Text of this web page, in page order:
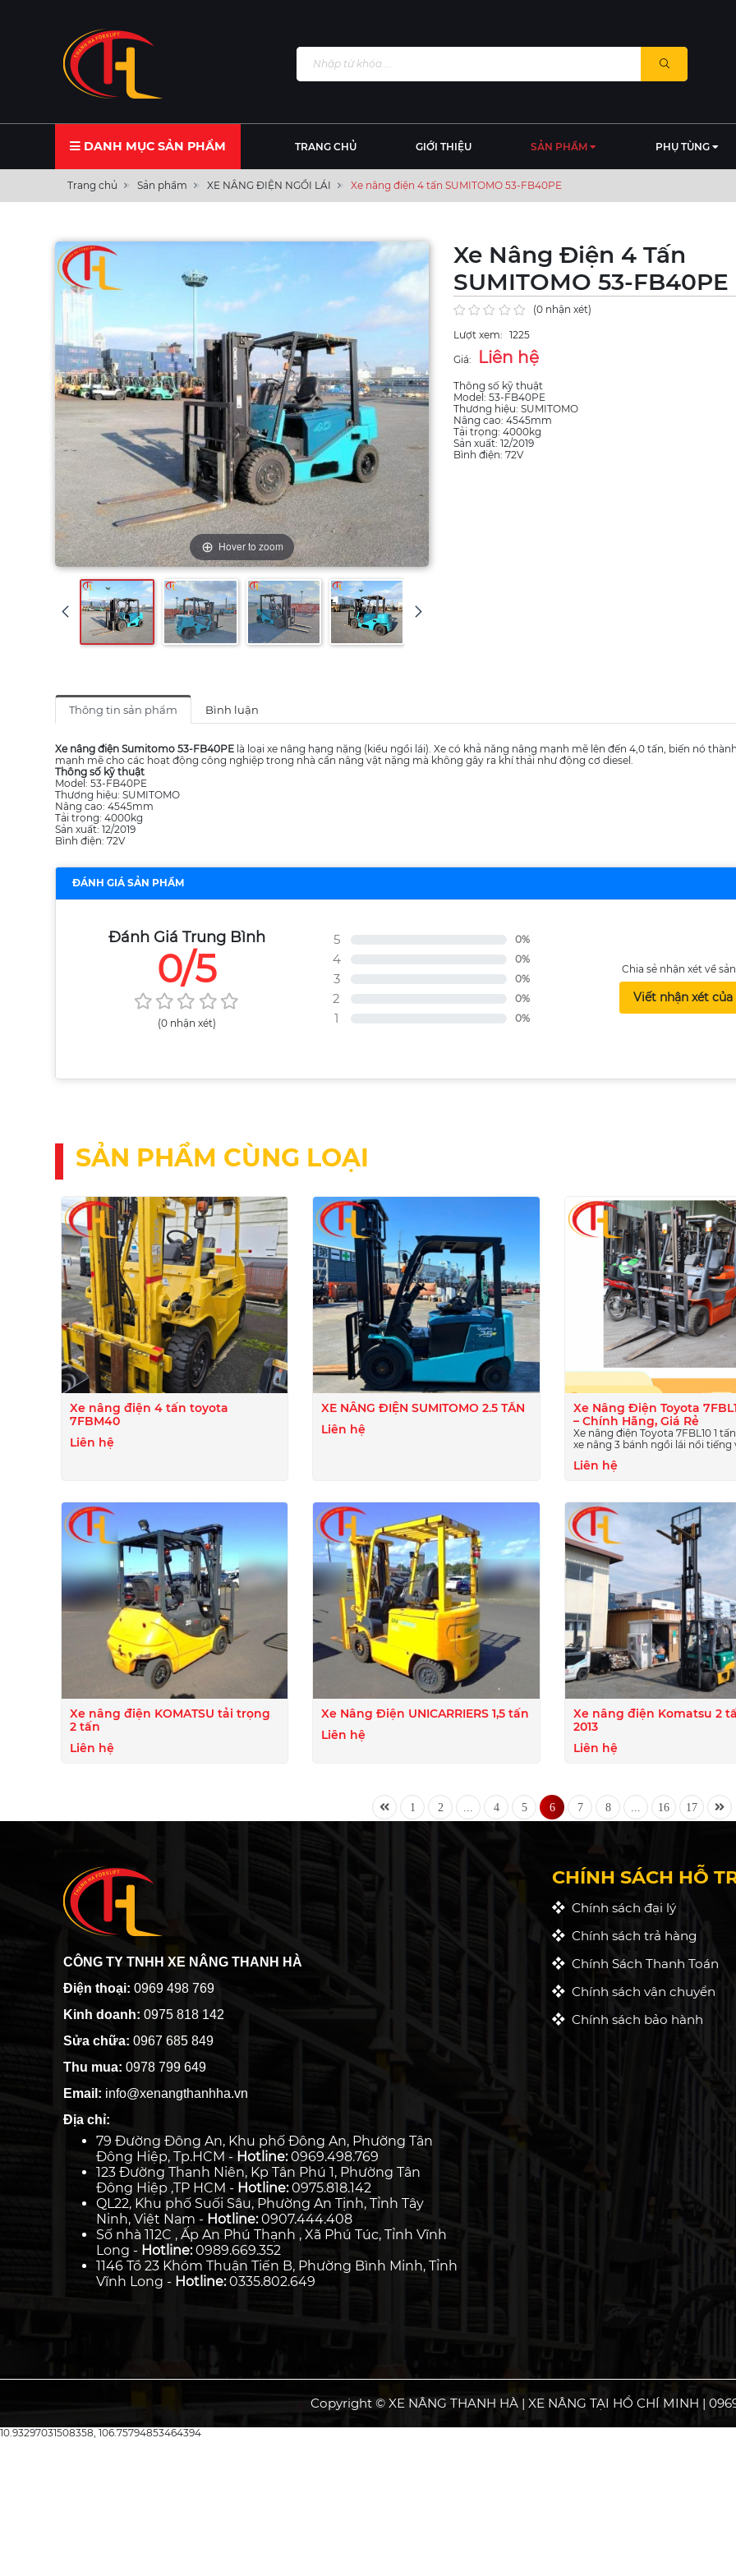
DANH MỤC SẢN PHẨM TRANG CHỦ GIỚI THIỆU SẢN PHẨM PHỤ TÙNG
Trang chủ Sản phẩm XE NÂNG ĐIỆN NGỒI LÁI Xe nâng điện 4 tấn SUMITOMO 53-FB40PE
Hover to zoom
Xe Nâng Điện 4 Tấn
SUMITOMO 53-FB40PE
(0 nhận xét)
Lượt xem: 1225
Giá:
Liên hệ
Thông số kỹ thuật
Model: 53-FB40PE
Thương hiệu: SUMITOMO
Nâng cao: 4545mm
Tải trọng: 4000kg
Sản xuất: 12/2019
Bình điện: 72V
Thông tin sản phẩm Bình luận
Xe nâng điện Sumitomo 53-FB40PE là loại xe nâng hạng nặng (kiểu ngồi lái). Xe có khả năng nâng mạnh mẽ lên đến 4,0 tấn, biến nó
mạnh mẽ cho các hoạt động công nghiệp trong nhà cần nâng vật nặng mà không gây ra khí thải như động cơ diesel.
Thông số kỹ thuật
Model: 53-FB40PE
Thương hiệu: SUMITOMO
Nâng cao: 4545mm
Tải trọng: 4000kg
Sản xuất: 12/2019
Bình điện: 72V
ĐÁNH GIÁ SẢN PHẨM
Đánh Giá Trung Bình
0/5
(0 nhận xét)
5 0%
4 0%
3 0%
2 0%
1 0%
Chia sẻ nhận xét về
Viết nhận xét của
SẢN PHẨM CÙNG LOẠI
Xe nâng điện 4 tấn toyota
7FBM40
Liên hệ
XE NÂNG ĐIỆN SUMITOMO 2.5 TẤN
Liên hệ
Xe Nâng Điện Toyota
– Chính Hãng, Giá Rẻ
Xe nâng điện Toyota 7FBL10 1
xe nâng 3 bánh ngồi lái nổi tiếng
tích hợp công nghệ an toàn SAS
Liên hệ
Xe nâng điện KOMATSU tải trọng
2 tấn
Liên hệ
Xe Nâng Điện UNICARRIERS 1,5 tấn
Liên hệ
Xe nâng điện Komatsu 2
2013
Liên hệ
1 2 4 5 6 7 8 16 17
CÔNG TY TNHH XE NÂNG THANH HÀ
Điện thoại: 0969 498 769
Kinh doanh: 0975 818 142
Sửa chữa: 0967 685 849
Thu mua: 0978 799 649
Email: info@xenangthanhha.vn
Địa chỉ:
79 Đường Đông An, Khu phố Đông An, Phường Tân
Đông Hiệp, Tp.HCM - Hotline:0969.498.769
123 Đường Thanh Niên, Kp Tân Phú 1, Phường Tân
Đông Hiệp ,TP HCM - Hotline:0975.818.142
QL22, Khu phố Suối Sâu, Phường An Tịnh, Tỉnh Tây
Ninh, Việt Nam - Hotline:0907.444.408
Số nhà 112C , Ấp An Phú Thạnh , Xã Phú Túc, Tỉnh Vĩnh
Long - Hotline:0989.669.352
1146 Tổ 23 Khóm Thuận Tiến B, Phường Bình Minh, Tỉnh
Vĩnh Long - Hotline:0335.802.649
CHÍNH SÁCH HỖ
Chính sách đại lý
Chính sách trả hàng
Chính Sách Thanh Toán
Chính sách vận chuyển
Chính sách bảo hành
Copyright © XE NÂNG THANH HÀ | XE NÂNG TẠI HỒ CHÍ MINH |
10.93297031508358, 106.75794853464394